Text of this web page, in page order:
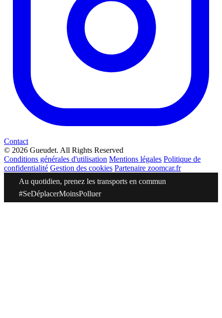
Contact
© 2026 Gueudet. All Rights Reserved
Conditions générales d'utilisation Mentions légales Politique de
confidentialité Gestion des cookies Partenaire zoomcar.fr
Au quotidien, prenez les transports en commun
#SeDéplacerMoinsPolluer